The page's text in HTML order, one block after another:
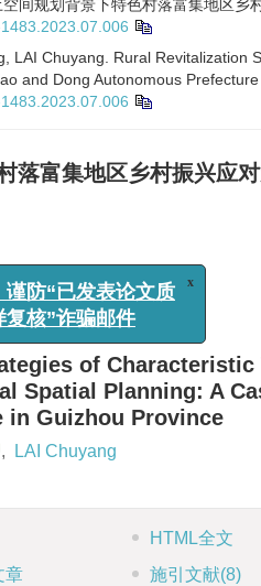
间规划背景下特色村落富集地区
LAI Chuyang. Rural
and Dong Autonomous
落富集地区乡村振兴
of
Spatial Planning: A
in Guizhou Province
, LAI Chuyang
HTML全文
章
施引文献(8)
“已发表论文质
”诈骗邮件